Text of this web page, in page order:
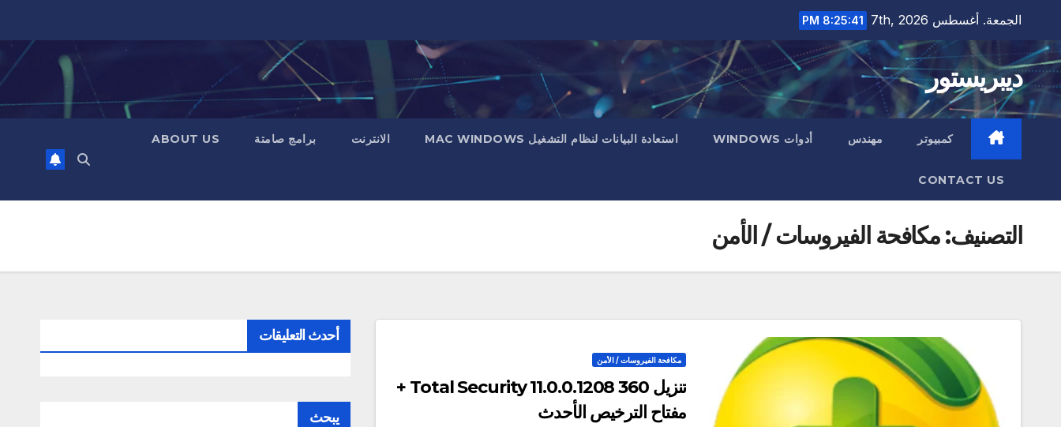
content
الجمعة. أغسطس 7th, 2026 8:25:42 PM
ديبريستور
كمبيوتر مهندس أدوات WINDOWS استعادة البيانات لنظام التشغيل MAC WINDOWS الانترنت برامج صامتة ABOUT US
CONTACT US
التصنيف:مكافحة الفيروسات / الأمن
مكافحة الفيروسات / الأمن
تنزيل 360 Total Security 11.0.0.1208 +
مفتاح الترخيص الأحدث
أحدث التعليقات
يبحث